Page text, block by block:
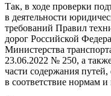
Так, в ходе проверки
в деятельности
требований Правил
дорог Российской
Министерства
23.06.2022 № 250, а
части содержания
в соответствие нормам